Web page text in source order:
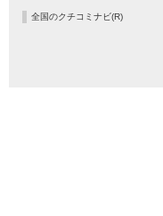
全国のクチコミナビ(R)